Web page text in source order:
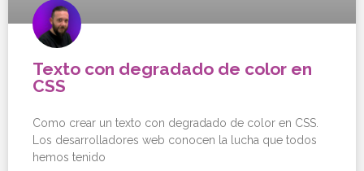
Texto con degradado de color en
CSS
Como crear un texto con degradado de color en CSS.
Los desarrolladores web conocen la lucha que todos
hemos tenido